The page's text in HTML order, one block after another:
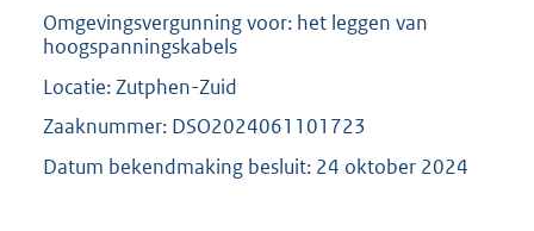
0
Omgevingsvergunning voor: het leggen van
hoogspanningskabels
Locatie: Zutphen-Zuid
Zaaknummer: DSO2024061101723
Datum bekendmaking besluit: 24 oktober 2024